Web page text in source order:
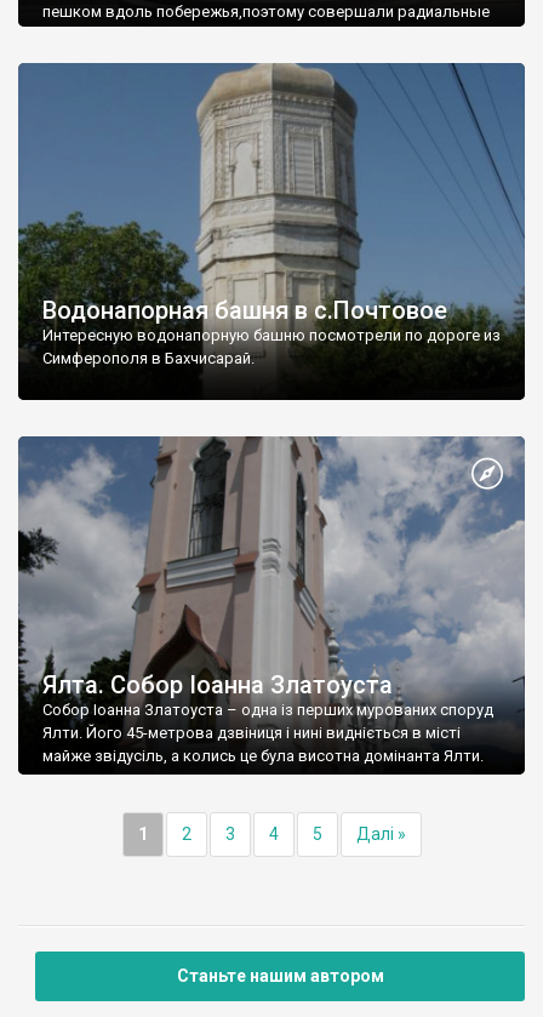
пешком вдоль побережья,поэтому совершали радиальные
Водонапорная башня в с.Почтовое
Интересную водонапорную башню посмотрели по дороге из
Симферополя в Бахчисарай.
Ялта. Собор Іоанна Златоуста
Собор Іоанна Златоуста – одна із перших мурованих споруд
Ялти. Його 45-метрова дзвіниця і нині видніється в місті
майже звідусіль, а колись це була висотна домінанта Ялти.
1 2 3 4 5 Далі »
Станьте нашим автором